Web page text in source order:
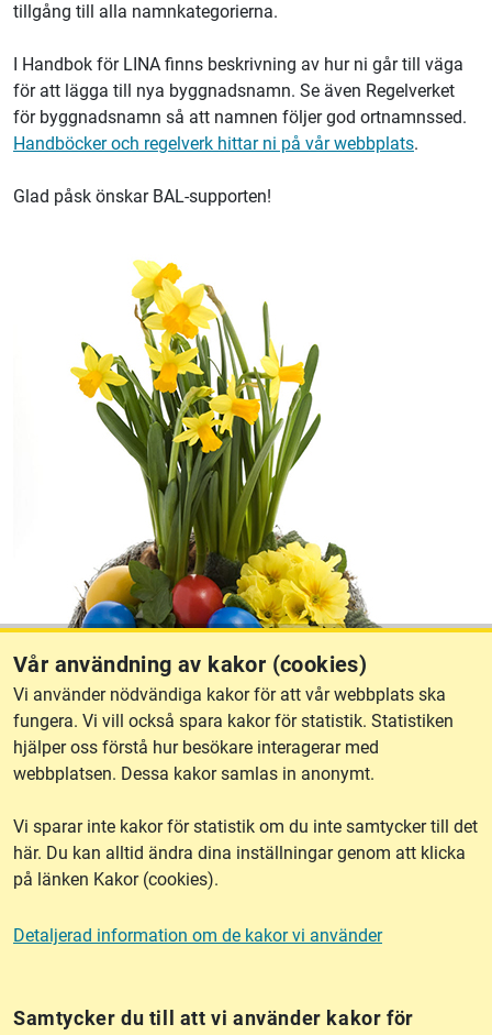
tillgång till alla namnkategorierna.
I Handbok för LINA finns beskrivning av hur ni går till väga
för att lägga till nya byggnadsnamn. Se även Regelverket
för byggnadsnamn så att namnen följer god ortnamnssed.
Handböcker och regelverk hittar ni på vår webbplats.
Glad påsk önskar BAL-supporten!
Vår användning av kakor (cookies)
Vi använder nödvändiga kakor för att vår webbplats ska
fungera. Vi vill också spara kakor för statistik. Statistiken
hjälper oss förstå hur besökare interagerar med
webbplatsen. Dessa kakor samlas in anonymt.
Vi sparar inte kakor för statistik om du inte samtycker till det
här. Du kan alltid ändra dina inställningar genom att klicka
på länken Kakor (cookies).
Detaljerad information om de kakor vi använder
Samtycker du till att vi använder kakor för
Telefon: 020-34 00 56